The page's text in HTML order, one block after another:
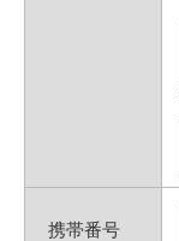
携帯番号